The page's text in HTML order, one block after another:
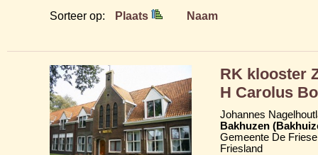
Sorteer op: Plaats Naam
RK klooster
H Carolus
Johannes
Bakhuzen
Gemeente De
Friesland